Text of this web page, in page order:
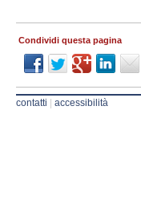
Condividi questa pagina
contatti accessibilità